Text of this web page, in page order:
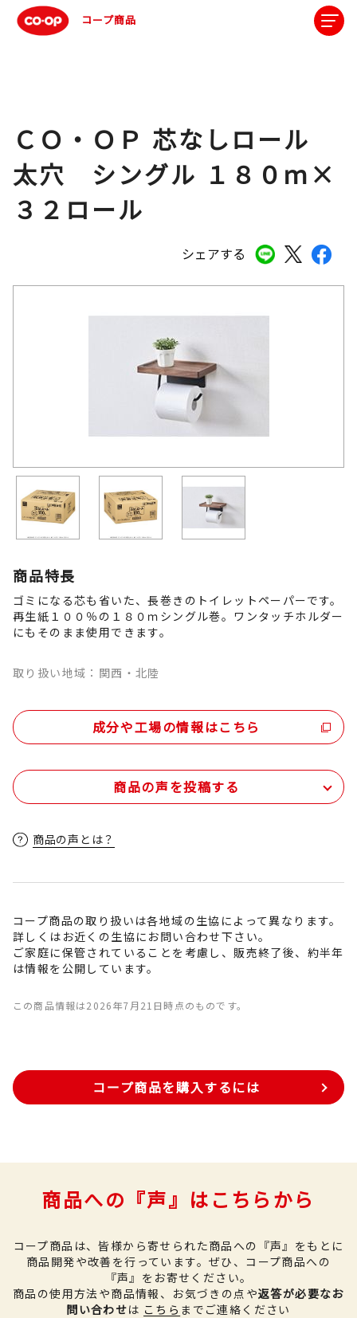
コープ商品
シェアする
ＣＯ・ＯＰ 芯なしロール
太穴 シングル １８０ｍ×
３２ロール
商品特長
ゴミになる芯も省いた、長巻きのトイレットペーパーです。
再生紙１００％の１８０ｍシングル巻。ワンタッチホルダー
にもそのまま使用できます。
取り扱い地域：関西・北陸
成分や工場の情報はこちら
商品の声を投稿する
商品の声とは？
コープ商品の取り扱いは各地域の生協によって異なります。
詳しくはお近くの生協にお問い合わせ下さい。
ご家庭に保管されていることを考慮し、販売終了後、約半年
は情報を公開しています。
この商品情報は2026年7月21日時点のものです。
コープ商品を購入するには
商品への『声』はこちらから
コープ商品は、皆様から寄せられた商品への『声』をもとに
商品開発や改善を行っています。 ぜひ、コープ商品への
『声』をお寄せください。
商品の使用方法や商品情報、お気づきの点や返答が必要なお
問い合わせは こちら までご連絡ください